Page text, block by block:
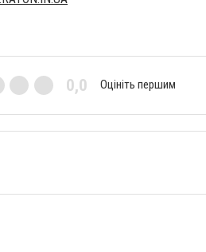
0,0 Оцініть першим